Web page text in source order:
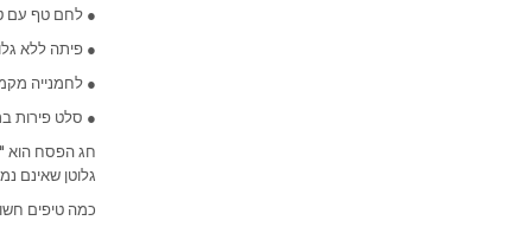
● לחם טף עם
● פיתה ללא
● לחמנייה
● סלט פירות
חג הפסח הוא
גלוטן שאינם
כמה טיפים